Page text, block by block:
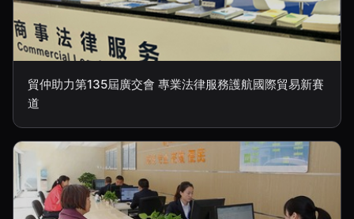
貿仲助力第135屆廣交會 專業法律服務護航國際貿易新賽
道